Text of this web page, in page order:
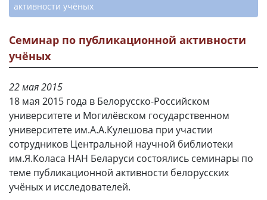
активности учёных
Семинар по публикационной активности
учёных
22 мая 2015
18 мая 2015 года в Белорусско-Российском
университете и Могилёвском государственном
университете им.А.А.Кулешова при участии
сотрудников Центральной научной библиотеки
им.Я.Коласа НАН Беларуси состоялись семинары по
теме публикационной активности белорусских
учёных и исследователей.